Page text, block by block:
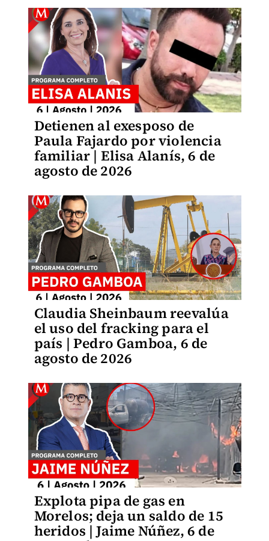
Detienen al exesposo de
Paula Fajardo por violencia
familiar | Elisa Alanís, 6 de
agosto de 2026
Claudia Sheinbaum reevalúa
el uso del fracking para el
país | Pedro Gamboa, 6 de
agosto de 2026
Explota pipa de gas en
Morelos; deja un saldo de 15
heridos | Jaime Núñez, 6 de